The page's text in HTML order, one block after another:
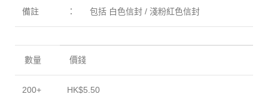
備註 ： 包括 白色信封 / 淺粉紅色信封
數量 價錢
200+ HK$5.50